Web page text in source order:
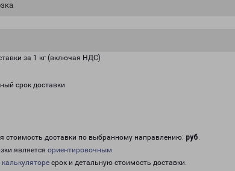
за 1 кг (включая НДС)
срок доставки
стоимость доставки по выбранному направлению: руб.
является ориентировочным
калькуляторе срок и детальную стоимость доставки.